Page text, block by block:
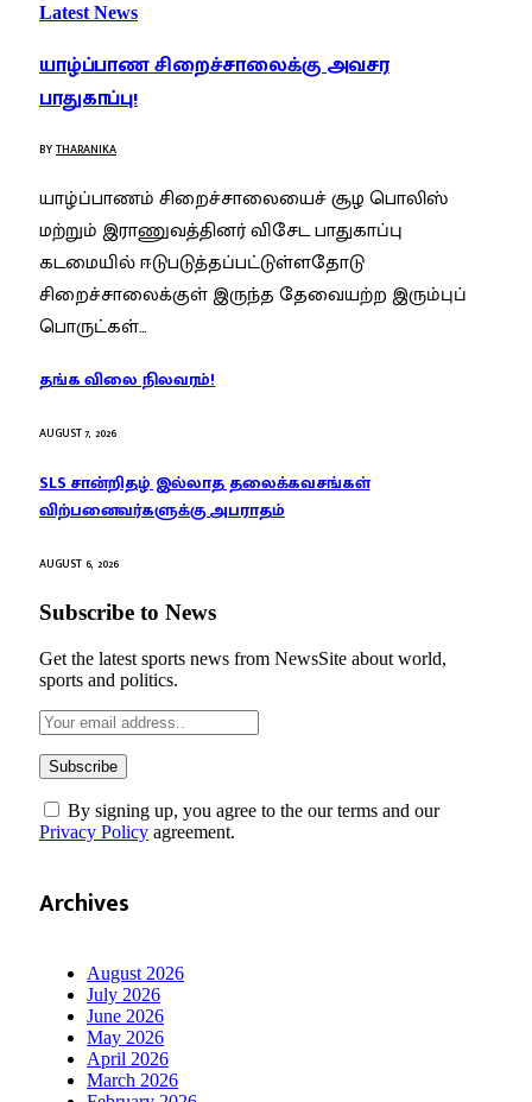
Latest News
யாழ்ப்பாண சிறைச்சாலைக்கு அவசர
பாதுகாப்பு!
BYTHARANIKA
யாழ்ப்பாணம் சிறைச்சாலையைச் சூழ பொலிஸ்
மற்றும் இராணுவத்தினர் விசேட பாதுகாப்பு
கடமையில் ஈடுபடுத்தப்பட்டுள்ளதோடு
சிறைச்சாலைக்குள் இருந்த தேவையற்ற இரும்புப்
பொருட்கள்…
தங்க விலை நிலவரம்!
AUGUST 7, 2026
SLS சான்றிதழ் இல்லாத தலைக்கவசங்கள்
விற்பனைவர்களுக்கு அபராதம்
AUGUST 6, 2026
Subscribe to News
Get the latest sports news from NewsSite about world,
sports and politics.
By signing up, you agree to the our terms and our
Privacy Policy agreement.
Archives
August 2026
July 2026
June 2026
May 2026
April 2026
March 2026